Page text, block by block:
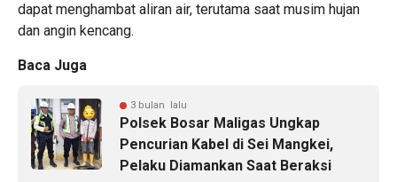
dapat menghambat aliran air, terutama saat musim hujan
dan angin kencang.
Baca Juga
3 bulan lalu
Polsek Bosar Maligas Ungkap
Pencurian Kabel di Sei Mangkei,
Pelaku Diamankan Saat Beraksi